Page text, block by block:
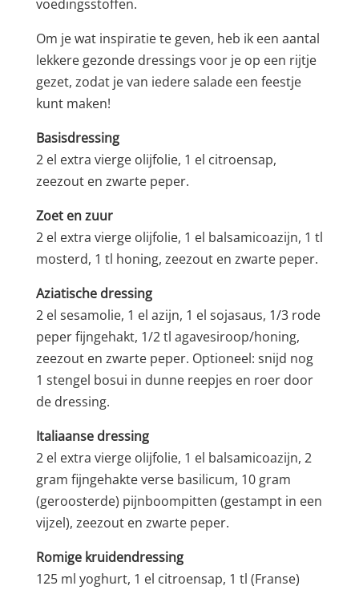
voedingsstoffen.
Om je wat inspiratie te geven, heb ik een aantal
lekkere gezonde dressings voor je op een rijtje
gezet, zodat je van iedere salade een feestje
kunt maken!
Basisdressing
2 el extra vierge olijfolie, 1 el citroensap,
zeezout en zwarte peper.
Zoet en zuur
2 el extra vierge olijfolie, 1 el balsamicoazijn, 1 tl
mosterd, 1 tl honing, zeezout en zwarte peper.
Aziatische dressing
2 el sesamolie, 1 el azijn, 1 el sojasaus, 1/3 rode
peper fijngehakt, 1/2 tl agavesiroop/honing,
zeezout en zwarte peper. Optioneel: snijd nog
1 stengel bosui in dunne reepjes en roer door
de dressing.
Italiaanse dressing
2 el extra vierge olijfolie, 1 el balsamicoazijn, 2
gram fijngehakte verse basilicum, 10 gram
(geroosterde) pijnboompitten (gestampt in een
vijzel), zeezout en zwarte peper.
Romige kruidendressing
125 ml yoghurt, 1 el citroensap, 1 tl (Franse)